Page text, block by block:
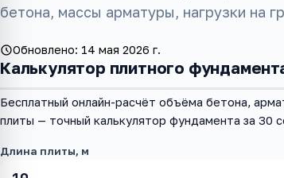
бетона, массы арматуры, нагрузки на
Обновлено: 14 мая 2026 г.
Калькулятор плитного
Бесплатный онлайн-расчёт объёма бетона,
плиты — точный калькулятор фундамента за 30
Длина плиты, м